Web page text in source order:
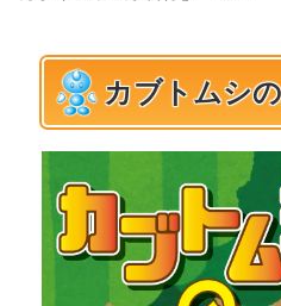
カブトムシ